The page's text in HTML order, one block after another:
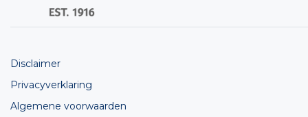
Disclaimer
Privacyverklaring
Algemene voorwaarden